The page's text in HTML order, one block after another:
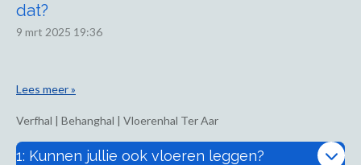
dat?
9 mrt 2025 19:36
Lees meer »
Verfhal | Behanghal | Vloerenhal Ter Aar
1: Kunnen jullie ook vloeren leggen?